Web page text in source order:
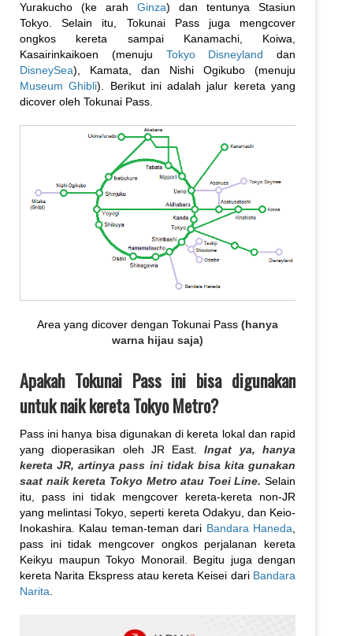
Yurakucho (ke arah Ginza) dan tentunya Stasiun
Tokyo. Selain itu, Tokunai Pass juga mengcover
ongkos kereta sampai Kanamachi, Koiwa,
Kasairinkaikoen (menuju Tokyo Disneyland dan
DisneySea), Kamata, dan Nishi Ogikubo (menuju
Museum Ghibli). Berikut ini adalah jalur kereta yang
dicover oleh Tokunai Pass.
Area yang dicover dengan Tokunai Pass (hanya
warna hijau saja)
Apakah Tokunai Pass ini bisa digunakan
untuk naik kereta Tokyo Metro?
Pass ini hanya bisa digunakan di kereta lokal dan rapid
yang dioperasikan oleh JR East.Ingat ya, hanya
kereta JR, artinya pass ini tidak bisa kita gunakan
saat naik kereta Tokyo Metro atau Toei Line. Selain
itu, pass ini tidak mengcover kereta-kereta non-JR
yang melintasi Tokyo, seperti kereta Odakyu, dan Keio-
Inokashira. Kalau teman-teman dari Bandara Haneda
pass ini tidak mengcover ongkos perjalanan kereta
Keikyu maupun Tokyo Monorail. Begitu juga dengan
kereta Narita Ekspress atau kereta Keisei dari Bandara
Narita